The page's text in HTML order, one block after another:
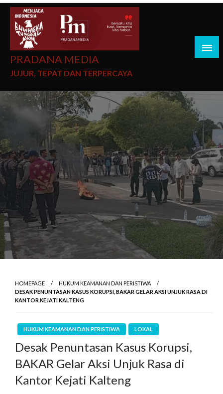
PRADANA MEDIA
JUJUR, TEPAT DAN TERPERCAYA
HOMEPAGE
HUKUM KEAMANAN DAN PERISTIWA
DESAK PENUNTASAN KASUS KORUPSI, BAKAR GELAR AKSI UNJUK RASA DI
KANTOR KEJATI KALTENG
HUKUM KEAMANAN DAN PERISTIWA LOKAL
Desak Penuntasan Kasus Korupsi,
BAKAR Gelar Aksi Unjuk Rasa di
Kantor Kejati Kalteng